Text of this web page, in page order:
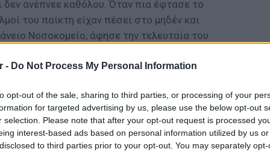
- Do Not Process My Personal Information
opt-out of the sale, sharing to third parties, or processing of your
for targeted advertising by us, please use the below opt-out
selection. Please note that after your opt-out request is processed
interest-based ads based on personal information utilized by us
to third parties prior to your opt-out. You may separately
ανέπνεε καθόλου. Όταν πια έφτασε το
του παίκτη είχαν πέσει στο μηδέν και
Νοσοκομείο, άφησε την τελευταία του